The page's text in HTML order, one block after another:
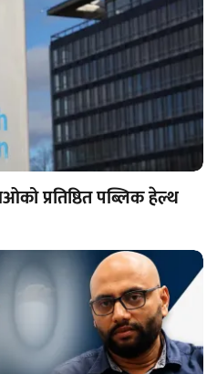
प्रतिष्ठित पब्लिक हेल्थ